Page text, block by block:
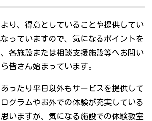
り、得意としていることや提供してい
っていますので、気になるポイントを
各施設または相談支援施設等へお問い
皆さん始まっています。
ったり平日以外もサービスを提供して
グラムやお外での体験が充実している
いますが、気になる施設での体験教室